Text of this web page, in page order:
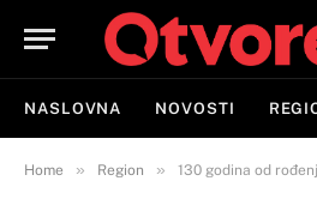
NASLOVNA NOVOSTI
Home » Region » 130 godina od rođenja nobelovca: